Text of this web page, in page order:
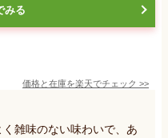
みる
価格と在庫を楽天でチェック >>
雑味のない味わいで、あ